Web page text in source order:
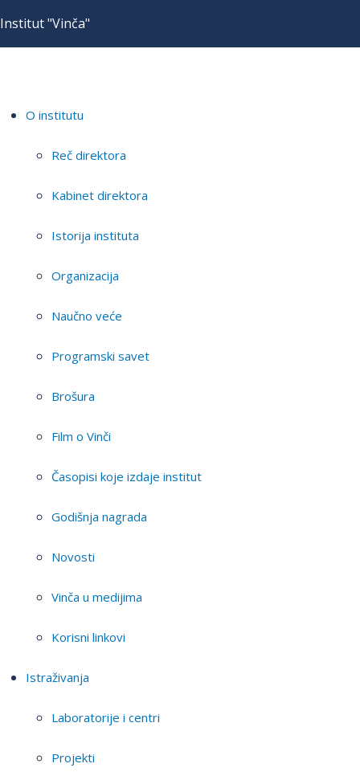
Institut "Vinča"
O institutu
Reč direktora
Kabinet direktora
Istorija instituta
Organizacija
Naučno veće
Programski savet
Brošura
Film o Vinči
Časopisi koje izdaje institut
Godišnja nagrada
Novosti
Vinča u medijima
Korisni linkovi
Istraživanja
Laboratorije i centri
Projekti